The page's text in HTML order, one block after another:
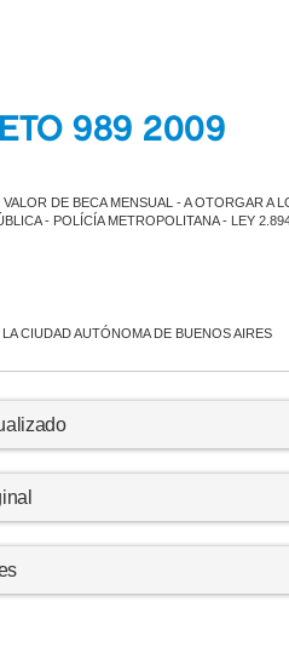
989 2009
VALOR DE BECA MENSUAL - A OTORGAR A
- POLÍCÍA METROPOLITANA - LEY
CIUDAD AUTÓNOMA DE BUENOS AIRES